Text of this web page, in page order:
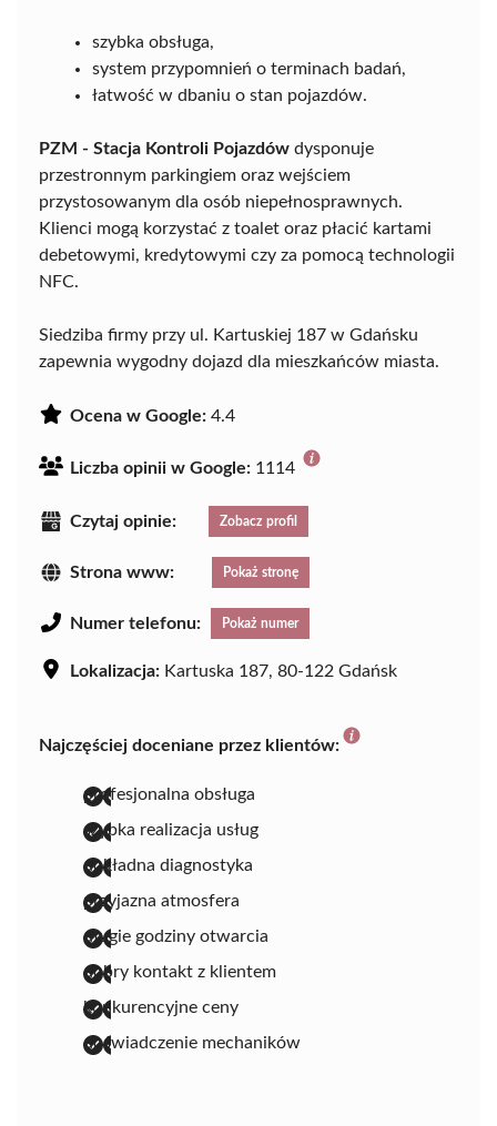
szybka obsługa,
system przypomnień o terminach badań,
łatwość w dbaniu o stan pojazdów.
PZM - Stacja Kontroli Pojazdów dysponuje
przestronnym parkingiem oraz wejściem
przystosowanym dla osób niepełnosprawnych.
Klienci mogą korzystać z toalet oraz płacić kartami
debetowymi, kredytowymi czy za pomocą technologii
NFC.
Siedziba firmy przy ul. Kartuskiej 187 w Gdańsku
zapewnia wygodny dojazd dla mieszkańców miasta.
Ocena w Google: 4.4
Liczba opinii w Google: 1114
Czytaj opinie: Zobacz profil
Strona www: Pokaż stronę
Numer telefonu: Pokaż numer
Lokalizacja: Kartuska 187, 80-122 Gdańsk
Najczęściej doceniane przez klientów:
profesjonalna obsługa
szybka realizacja usług
dokładna diagnostyka
przyjazna atmosfera
długie godziny otwarcia
dobry kontakt z klientem
konkurencyjne ceny
doświadczenie mechaników